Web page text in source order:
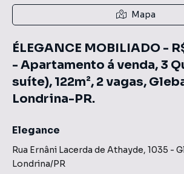
Mapa
ÉLEGANCE MOBILIADO -
- Apartamento á venda, 3
suíte), 122m², 2 vagas,
Londrina-PR.
Elegance
Rua Ernâni Lacerda de Athayde, 1035 -
Londrina/PR